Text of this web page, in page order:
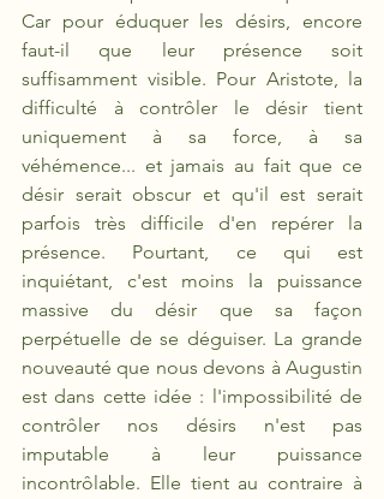
Car pour éduquer les désirs, encore
faut-il que leur présence soit
suffisamment visible. Pour Aristote, la
difficulté à contrôler le désir tient
uniquement à sa force, à sa
véhémence... et jamais au fait que ce
désir serait obscur et qu'il est serait
parfois très difficile d'en repérer la
présence. Pourtant, ce qui est
inquiétant, c'est moins la puissance
massive du désir que sa façon
perpétuelle de se déguiser. La grande
nouveauté que nous devons à Augustin
est dans cette idée : l'impossibilité de
contrôler nos désirs n'est pas
imputable à leur puissance
incontrôlable. Elle tient au contraire à